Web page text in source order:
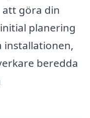
göra din
planering
installationen,
beredda